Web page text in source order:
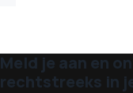
Meld je aan en
rechtstreeks in